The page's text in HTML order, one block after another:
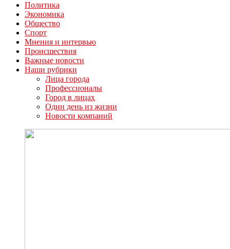
Политика
Экономика
Общество
Спорт
Мнения и интервью
Происшествия
Важные новости
Наши рубрики
Лица города
Профессионалы
Город в лицах
Один день из жизни
Новости компаний